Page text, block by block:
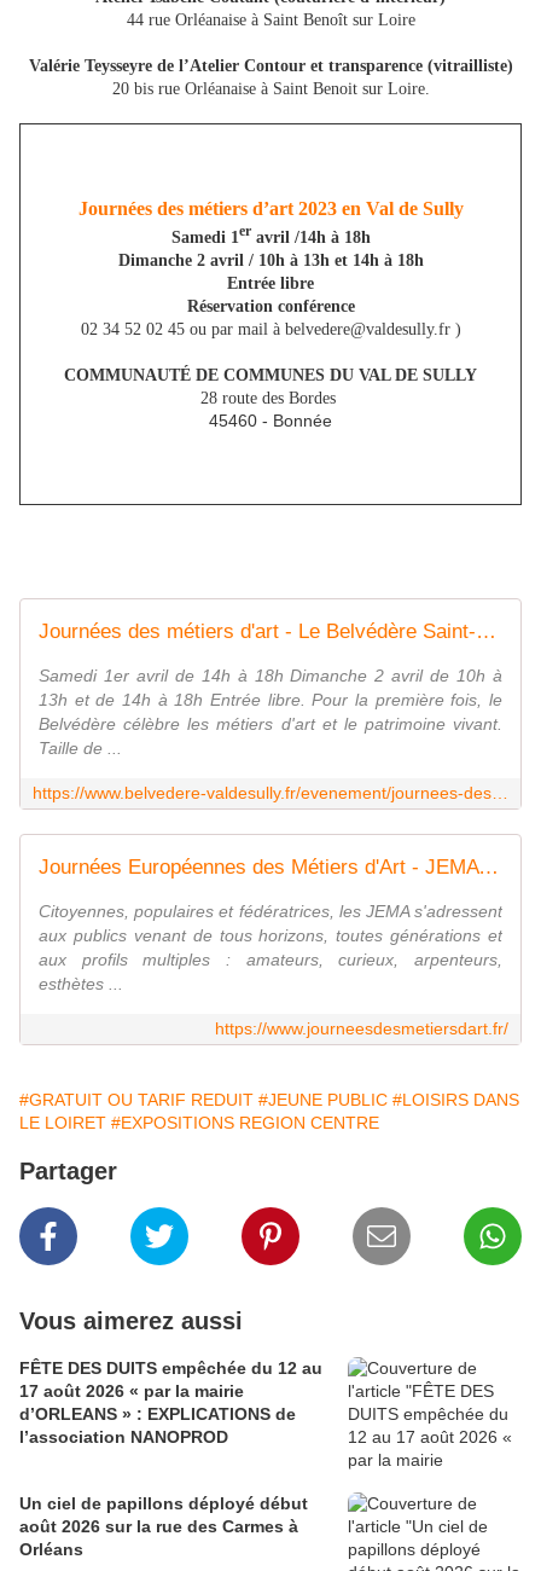
44 rue Orléanaise à Saint Benoît sur Loire
Valérie Teysseyre de l’Atelier Contour et transparence (vitrailliste)
20 bis rue Orléanaise à Saint Benoit sur Loire.
Journées des métiers d’art 2023 en Val de Sully
Samedi 1eravril /14h à 18h
Dimanche 2 avril / 10h à 13h et 14h à 18h
Entrée libre
Réservation conférence
02 34 52 02 45 ou par mail à belvedere@valdesully.fr )
COMMUNAUTÉ DE COMMUNES DU VAL DE SULLY
28 route des Bordes
45460 - Bonnée
Journées des métiers d'art - Le Belvédère Saint-Benoît-sur-Loire
Samedi 1er avril de 14h à 18h Dimanche 2 avril de 10h à
13h et de 14h à 18h Entrée libre. Pour la première fois, le
Belvédère célèbre les métiers d'art et le patrimoine vivant.
Taille de ...
Journées Européennes des Métiers d'Art - JEMA - JEMA
Citoyennes, populaires et fédératrices, les JEMA s'adressent
aux publics venant de tous horizons, toutes générations et
aux profils multiples : amateurs, curieux, arpenteurs,
esthètes ...
https://www.journeesdesmetiersdart.fr/
#GRATUIT OU TARIF REDUIT #JEUNE PUBLIC #LOISIRS DANS
LE LOIRET #EXPOSITIONS REGION CENTRE
Partager
Vous aimerez aussi
FÊTE DES DUITS empêchée du 12 au
17 août 2026 « par la mairie
d’ORLEANS » : EXPLICATIONS de
l’association NANOPROD
Un ciel de papillons déployé début
août 2026 sur la rue des Carmes à
Orléans